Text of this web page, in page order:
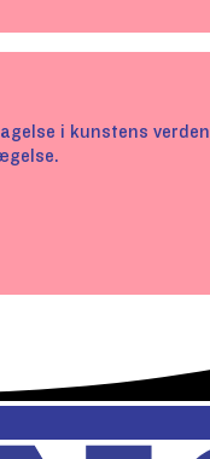
i kunstens verden